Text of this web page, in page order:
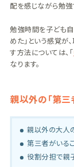
配を感じながら勉強
勉強時間を子ども自
めた」という感覚が
す方法については、「
なります。
親以外の「第
親以外の大人
第三者がいる
役割分担で親